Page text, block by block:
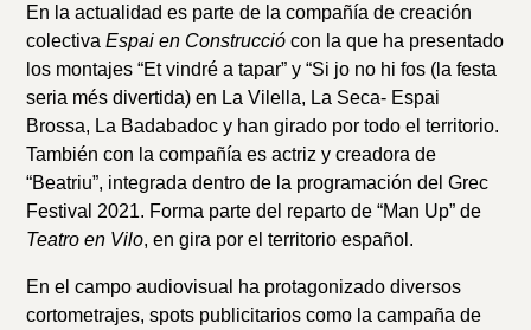
En la actualidad es parte de la compañía de creación
colectivaEspai en Construcciócon la que ha presentado
los montajes “Et vindré a tapar” y “Si jo no hi fos (la festa
seria més divertida) en La Vilella, La Seca- Espai
Brossa, La Badabadoc y han girado por todo el territorio.
También con la compañía es actriz y creadora de
“Beatriu”, integrada dentro de la programación del Grec
Festival 2021. Forma parte del reparto de “Man Up” de
Teatro en Vilo, en gira por el territorio español.
En el campo audiovisual ha protagonizado diversos
cortometrajes, spots publicitarios como la campaña de